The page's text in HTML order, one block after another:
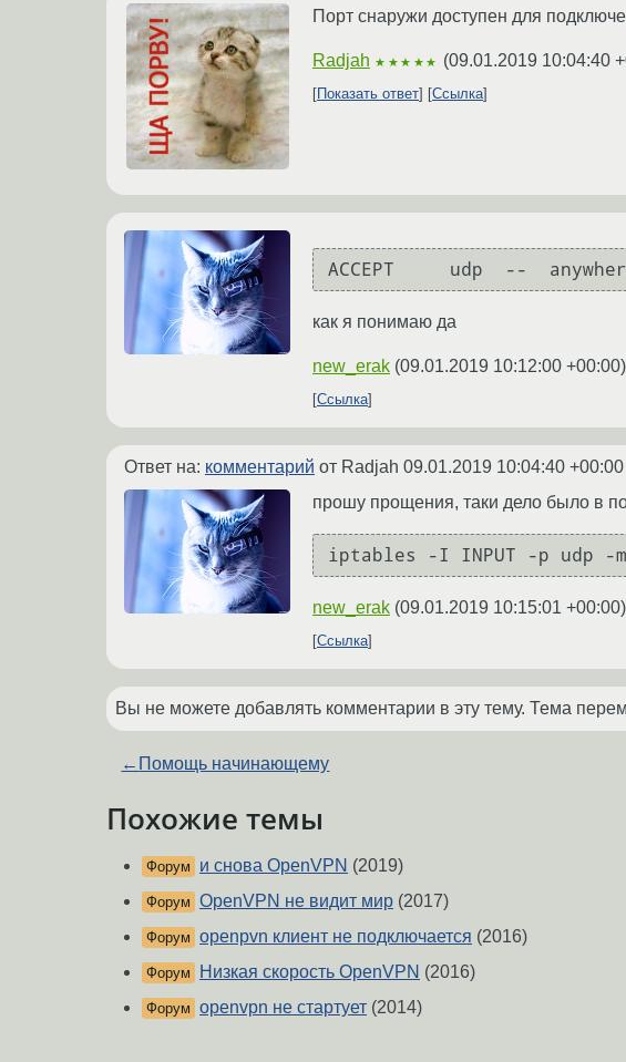
Порт снаружи доступен для
Radjah ★★★★★ (09.01.2019 10:04:40
Показать ответ Ссылка
ACCEPT     udp  --
как я понимаю да
new_erak (09.01.2019 10:12:00 +00:00)
Ссылка
Ответ на: комментарий от Radjah 09.01.2019 10:04:40 +00:00
прошу прощения, таки дело было в
new_erak (09.01.2019 10:15:01 +00:00)
Ссылка
Вы не можете добавлять комментарии в эту тему. Тема
← Помощь начинающему
Похожие темы
Форум и снова OpenVPN (2019)
Форум OpenVPN не видит мир (2017)
Форум openpvn клиент не подключается (2016)
Форум Низкая скорость OpenVPN (2016)
Форум openvpn не стартует (2014)